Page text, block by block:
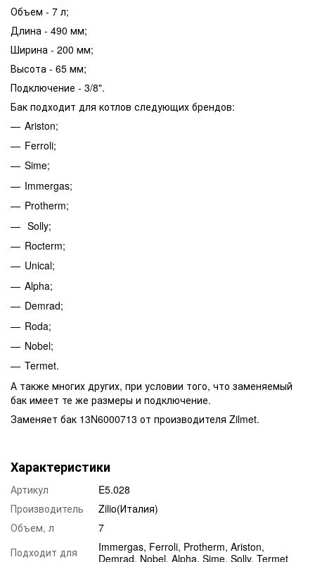
Объем - 7 л;
Длина - 490 мм;
Ширина - 200 мм;
Высота - 65 мм;
Подключение - 3/8".
Бак подходит для котлов следующих брендов:
Ariston;
Ferroli;
Sime;
Immergas;
Protherm;
Solly;
Rocterm;
Unical;
Alpha;
Demrad;
Roda;
Nobel;
Termet.
А также многих других, при условии того, что заменяемый
бак имеет те же размеры и подключение.
Заменяет бак 13N6000713 от производителя Zilmet.
Характеристики
Артикул
E5.028
Производитель
Zilio(Италия)
Объем, л
7
Подходит для
Immergas, Ferroli, Protherm, Ariston,
Demrad, Nobel, Alpha, Sime, Solly, Termet